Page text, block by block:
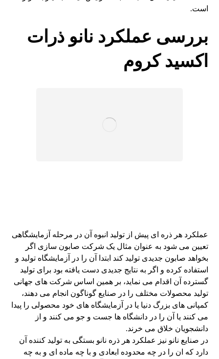
است.
بررسی عملکرد نانو ذرات
اکسید کروم
عملکرد هر ذره ای پیش از تولید انبوه آن در مرحله آزمایشگاهی
تعیین می شود به عنوان مثال یک شرکت صابون سازی اگر
بخواهد صابون جدیدی تولید کند ابتدا آن را در آزمایشگاه تولید و
استفاده کرده و اگر به نتایج جدیدی دست یافته بود برای تولید
گسترده آن اقدام می نماید، بر همین اساس شرکت های جهانی
تولید محصولات مختلف را در صنایع گوناگون انجام می دهند،
کمپانی های بزرگ دنیا یا در آزمایشگاه های خود محصولی را پیدا
می کنند یا آن را در دانشگاه ها جست و جو می کنند و از
دانشجویان خلاق می خرند.
در صنایع نانو نیز عملکرد هر ذره نانو بستگی به تولید کننده آن
دارد که ان را در چه محدوده ابعادی و با چه ماده ای و به چه